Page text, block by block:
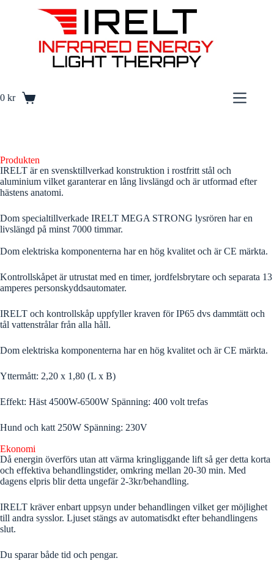
n
0 kr
Produkten
IRELT är en svensktillverkad konstruktion i rostfritt stål och
aluminium vilket garanterar en lång livslängd och är utformad efter
hästens anatomi.
Dom specialtillverkade IRELT MEGA STRONG lysrören har en
livslängd på minst 7000 timmar.
Dom elektriska komponenterna har en hög kvalitet och är CE märkta.
Kontrollskåpet är utrustat med en timer, jordfelsbrytare och separata 13
amperes personskyddsautomater.
IRELT och kontrollskåp uppfyller kraven för IP65 dvs dammtätt och
tål vattenstrålar från alla håll.
Dom elektriska komponenterna har en hög kvalitet och är CE märkta.
Yttermått: 2,20 x 1,80 (L x B)
Effekt: Häst 4500W-6500W Spänning: 400 volt trefas
Hund och katt 250W Spänning: 230V
Ekonomi
Då energin överförs utan att värma kringliggande lift så ger detta korta
och effektiva behandlingstider, omkring mellan 20-30 min. Med
dagens elpris blir detta ungefär 2-3kr/behandling.
IRELT kräver enbart uppsyn under behandlingen vilket ger möjlighet
till andra sysslor. Ljuset stängs av automatisdkt efter behandlingens
slut.
Du sparar både tid och pengar.